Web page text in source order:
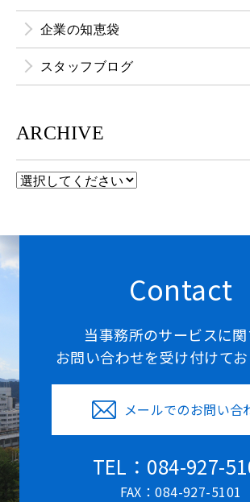
企業の知恵袋
スタッフブログ
ARCHIVE
Contact
当事務所のサービスに関
お問い合わせを受け付けてお
メールでのお問い合
TEL：084-927-
FAX：084-927-5101